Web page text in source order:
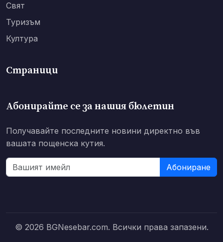
Свят
Туризъм
Култура
Страници
Абонирайте се за нашия бюлетин
Получавайте последните новини директно във
вашата пощенска кутия.
Абониране
© 2026 BGNesebar.com. Всички права запазени.